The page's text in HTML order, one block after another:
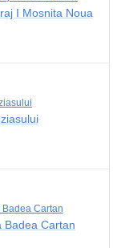
I Mosnita Noua
Badea Cartan